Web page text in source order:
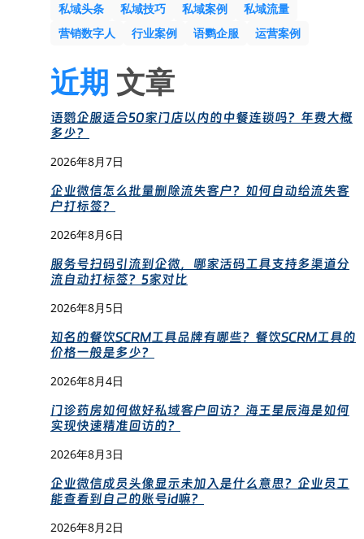
私域头条
私域技巧 私域案例
私域流量
营销数字人
行业案例 语鹦企服 运营案例
近期 文章
语鹦企服适合50家门店以内的中餐连锁吗？年费大概
多少？
2026年8月7日
企业微信怎么批量删除流失客户？如何自动给流失客
户打标签？
2026年8月6日
服务号扫码引流到企微，哪家活码工具支持多渠道分
流自动打标签？5家对比
2026年8月5日
知名的餐饮SCRM工具品牌有哪些？餐饮SCRM工具的
价格一般是多少？
2026年8月4日
门诊药房如何做好私域客户回访？海王星辰海是如何
实现快速精准回访的？
2026年8月3日
企业微信成员头像显示未加入是什么意思？企业员工
能查看到自己的账号id嘛？
2026年8月2日